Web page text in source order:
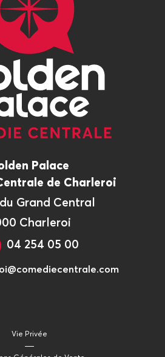
Palace
de Charleroi
Grand Central
Charleroi
04 254 05 00
Vie Privée